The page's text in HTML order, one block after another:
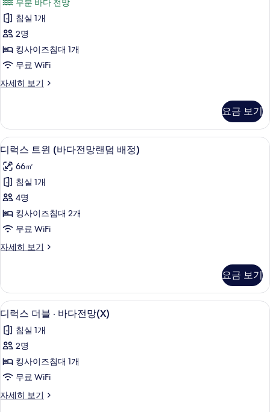
가
능
한
터
스
더
블
바
다
망
사
진
모
두
보
기
부분 바다 전망
침실 1개
2명
킹사이즈침대 1개
무료 WiFi
자세히 보기
디
블
바
다
전
망
자
세
히
보
기
요금 보기
디
럭
스
트
윈
(바
전
랜
덤
배
정)
사
진
모
두
디럭스 트윈 (바다전망랜덤 배정) | 무
3
디럭스 트윈 (바다전망랜덤 배정)
66㎡
침실 1개
4명
킹사이즈침대 2개
무료 WiFi
자세히 보기
디
윈
(바
다
전
망
랜
배
정)
세
요금 보기
디
럭
스
더
블
바
1
디럭스 더블 · 바다전망(X)
침실 1개
2명
킹사이즈침대 1개
무료 WiFi
자세히 보기
디